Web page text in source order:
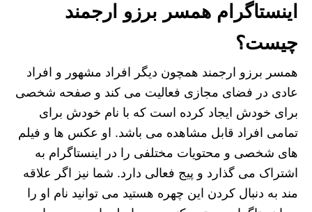
اینستاگرام همسر برزو ارجمند
چیست؟
همسر برزو ارجمند همچون دیگر افراد مشهور و افراد
عادی در فضای مجازی فعالیت می کند و صفحه شخصی
برای خودش ایجاد کرده است که با نام خودش برای
تمامی افراد قابل مشاهده می باشد. او عکس ها و فیلم‌
های شخصی و محتویات مختلفی را در اینستاگرام به
اشتراک می گذارد و پیج فعالی دارد. شما نیز اگر علاقه
مند به دنبال کردن این چهره هستید می توانید نام او را